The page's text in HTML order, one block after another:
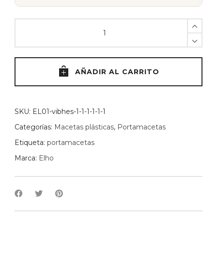
16cm
Elho
AÑADIR AL CARRITO
SKU: EL01-vibhes-1-1-1-1-1-1
Categorías: Macetas plásticas, Portamacetas
Etiqueta: portamacetas
Marca: Elho